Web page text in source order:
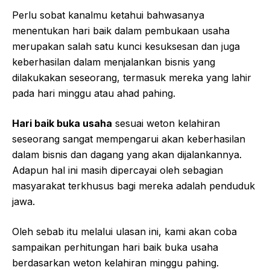
Perlu sobat kanalmu ketahui bahwasanya
menentukan hari baik dalam pembukaan usaha
merupakan salah satu kunci kesuksesan dan juga
keberhasilan dalam menjalankan bisnis yang
dilakukakan seseorang, termasuk mereka yang lahir
pada hari minggu atau ahad pahing.
Hari baik buka usaha sesuai weton kelahiran
seseorang sangat mempengarui akan keberhasilan
dalam bisnis dan dagang yang akan dijalankannya.
Adapun hal ini masih dipercayai oleh sebagian
masyarakat terkhusus bagi mereka adalah penduduk
jawa.
Oleh sebab itu melalui ulasan ini, kami akan coba
sampaikan perhitungan hari baik buka usaha
berdasarkan weton kelahiran minggu pahing.